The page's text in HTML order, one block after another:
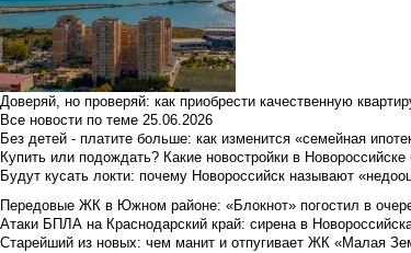
Доверяй, но проверяй: как приобрести качественную
Все новости по теме 25.06.2026
Без детей - платите больше: как изменится «семейная
Купить или подождать? Какие новостройки в
Будут кусать локти: почему Новороссийск называют
Передовые ЖК в Южном районе: «Блокнот» погостил в
Атаки БПЛА на Краснодарский край: сирена в
Старейший из новых: чем манит и отпугивает ЖК «Малая